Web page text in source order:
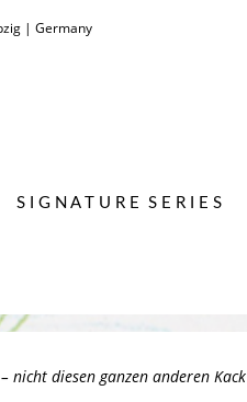
| Germany
S I G N A T U R E S E R I E S
nicht diesen ganzen anderen